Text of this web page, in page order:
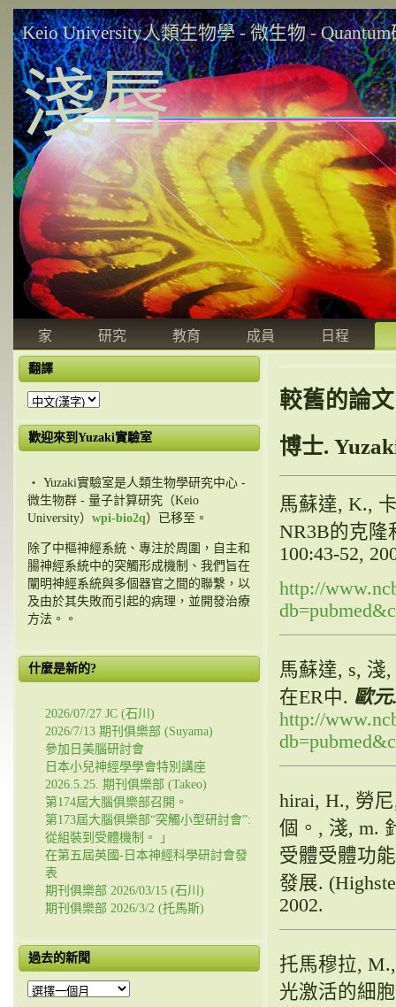
Keio University人類生物學 - 微生物 -
淺唇
家 研究 教育 成員 日程
翻譯
歡迎來到Yuzaki實驗室
・ Yuzaki實驗室是人類生物學研究中心 -
微生物群 - 量子計算研究（Keio
University） wpi-bio2q）已移至。
除了中樞神經系統、專注於周圍，自主和
腸神經系統中的突觸形成機制、我們旨在
闡明神經系統與多個器官之間的聯繫，以
及由於其失敗而引起的病理，並開發治療
方法。。
什麼是新的?
2026/07/27 JC (石川)
2026/7/13 期刊俱樂部 (Suyama)
參加日美腦研討會
日本小兒神經學學會特別講座
2026.5.25. 期刊俱樂部 (Takeo)
第174屆大腦俱樂部召開。
第173屆大腦俱樂部“突觸小型研討會”:
從組裝到受體機制。 」
在第五屆英國-日本神經科學研討會發
表
期刊俱樂部 2026/03/15 (石川)
期刊俱樂部 2026/3/2 (托馬斯)
過去的新聞
過
較舊的論文
博士.
馬蘇達, K.,
NR3B的克
100:43-52,
http://
馬蘇達, s, 淺
在ER中. 歐
http://
hirai, H., 勞尼
個。, 淺, m.
受體受體功
發展.
2002.
托馬穆拉,
光激活的細